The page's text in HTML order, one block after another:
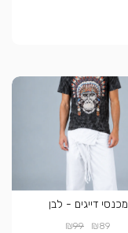
מכנסי דייגים - לבן
₪89
₪99